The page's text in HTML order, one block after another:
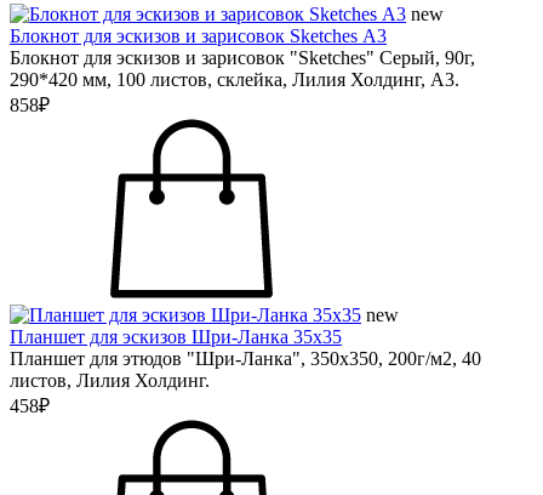
new
Блокнот для эскизов и зарисовок Sketches А3
Блокнот для эскизов и зарисовок "Sketches" Серый, 90г,
290*420 мм, 100 листов, склейка, Лилия Холдинг, А3.
858₽
new
Планшет для эскизов Шри-Ланка 35х35
Планшет для этюдов "Шри-Ланка", 350х350, 200г/м2, 40
листов, Лилия Холдинг.
458₽